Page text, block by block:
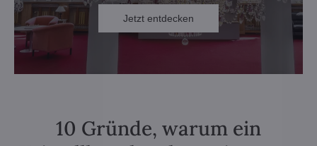
Jetzt entdecken
10 Gründe, warum ein